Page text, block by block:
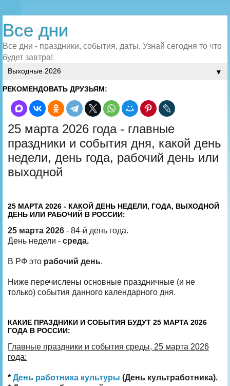
Все дни
Все дни - праздники, события, даты. Узнай сегодня то что
будет завтра!
▼
РЕКОМЕНДОВАТЬ ДРУЗЬЯМ:
25 марта 2026 года - главные
праздники и события дня, какой день
недели, день года, рабочий день или
выходной
25 МАРТА 2026 - КАКОЙ ДЕНЬ НЕДЕЛИ, ГОДА, ВЫХОДНОЙ
ДЕНЬ ИЛИ РАБОЧИЙ В РОССИИ:
25 марта 2026 - 84-й день года.
День недели - среда.
В РФ это рабочий день.
Ниже перечислены основные праздничные (и не
только) события данного календарного дня.
КАКИЕ ПРАЗДНИКИ И СОБЫТИЯ БУДУТ 25 МАРТА 2026
ГОДА В РОССИИ:
Главные праздники и события среды, 25 марта 2026
года:
* День работника культуры (День культработника).